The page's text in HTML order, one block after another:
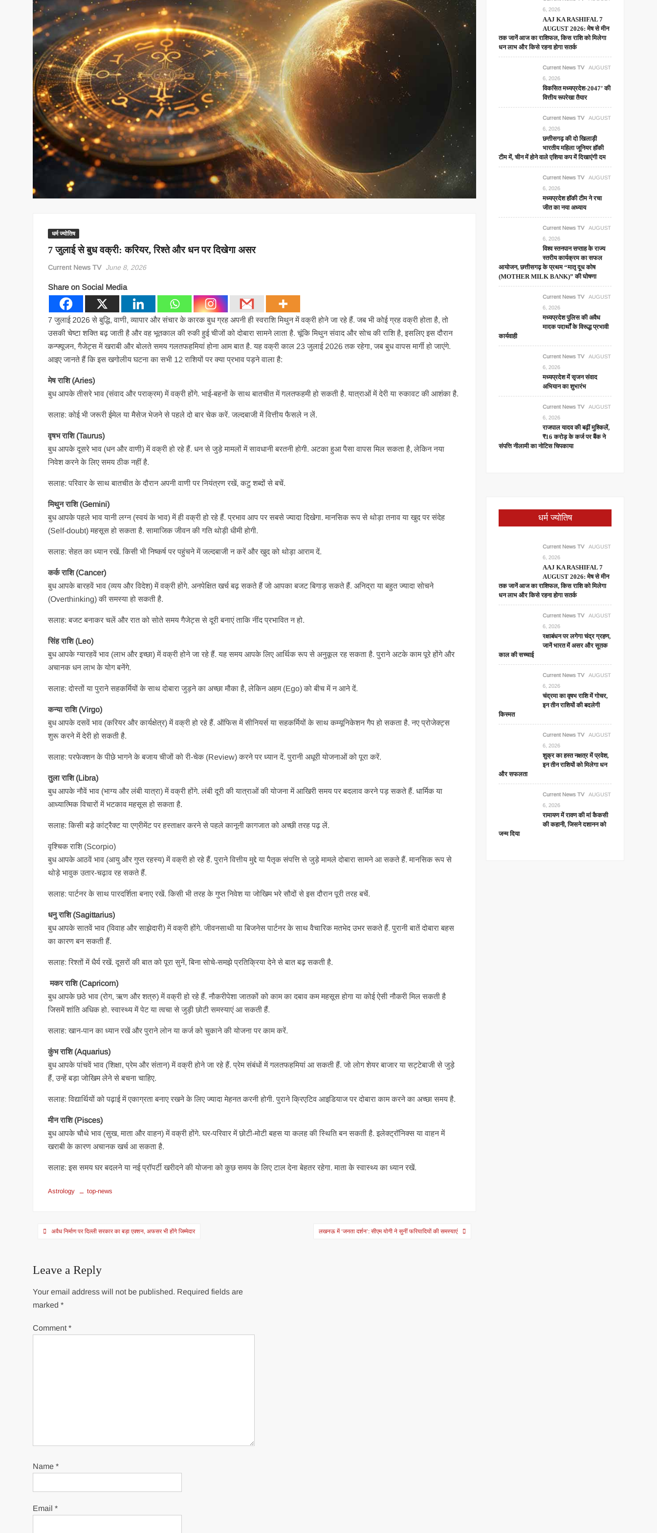
धर्म ज्योतिष
7 जुलाई से बुध वक्री: करियर, रिश्ते और धन पर दिखेगा असर
Current News TV June 8, 2026
Share on Social Media
7 जुलाई 2026 से बुद्धि, वाणी, व्यापार और संचार के कारक बुध ग्रह अपनी ही स्वराशि मिथुन में वक्री होने जा रहे हैं. जब भी कोई ग्रह वक्री होता है, तो
उसकी चेष्टा शक्ति बढ़ जाती है और वह भूतकाल की रुकी हुई चीजों को दोबारा सामने लाता है. चूंकि मिथुन संवाद और सोच की राशि है, इसलिए इस दौरान
कन्फ्यूजन, गैजेट्स में खराबी और बोलते समय गलतफहमियां होना आम बात है. यह वक्री काल 23 जुलाई 2026 तक रहेगा, जब बुध वापस मार्गी हो जाएंगे.
आइए जानते हैं कि इस खगोलीय घटना का सभी 12 राशियों पर क्या प्रभाव पड़ने वाला है:
मेष राशि (Aries)
बुध आपके तीसरे भाव (संवाद और पराक्रम) में वक्री होंगे. भाई-बहनों के साथ बातचीत में गलतफहमी हो सकती है. यात्राओं में देरी या रुकावट की आशंका है.
सलाह: कोई भी जरूरी ईमेल या मैसेज भेजने से पहले दो बार चेक करें. जल्दबाजी में वित्तीय फैसले न लें.
वृषभ राशि (Taurus)
बुध आपके दूसरे भाव (धन और वाणी) में वक्री हो रहे हैं. धन से जुड़े मामलों में सावधानी बरतनी होगी. अटका हुआ पैसा वापस मिल सकता है, लेकिन नया
निवेश करने के लिए समय ठीक नहीं है.
सलाह: परिवार के साथ बातचीत के दौरान अपनी वाणी पर नियंत्रण रखें, कटु शब्दों से बचें.
मिथुन राशि (Gemini)
बुध आपके पहले भाव यानी लग्न (स्वयं के भाव) में ही वक्री हो रहे हैं. प्रभाव आप पर सबसे ज्यादा दिखेगा. मानसिक रूप से थोड़ा तनाव या खुद पर संदेह
(Self-doubt) महसूस हो सकता है. सामाजिक जीवन की गति थोड़ी धीमी होगी.
सलाह: सेहत का ध्यान रखें. किसी भी निष्कर्ष पर पहुंचने में जल्दबाजी न करें और खुद को थोड़ा आराम दें.
कर्क राशि (Cancer)
बुध आपके बारहवें भाव (व्यय और विदेश) में वक्री होंगे. अनपेक्षित खर्च बढ़ सकते हैं जो आपका बजट बिगाड़ सकते हैं. अनिद्रा या बहुत ज्यादा सोचने
(Overthinking) की समस्या हो सकती है.
सलाह: बजट बनाकर चलें और रात को सोते समय गैजेट्स से दूरी बनाएं ताकि नींद प्रभावित न हो.
सिंह राशि (Leo)
बुध आपके ग्यारहवें भाव (लाभ और इच्छा) में वक्री होने जा रहे हैं. यह समय आपके लिए आर्थिक रूप से अनुकूल रह सकता है. पुराने अटके काम पूरे होंगे और
अचानक धन लाभ के योग बनेंगे.
सलाह: दोस्तों या पुराने सहकर्मियों के साथ दोबारा जुड़ने का अच्छा मौका है, लेकिन अहम (Ego) को बीच में न आने दें.
कन्या राशि (Virgo)
बुध आपके दसवें भाव (करियर और कार्यक्षेत्र) में वक्री हो रहे हैं. ऑफिस में सीनियर्स या सहकर्मियों के साथ कम्यूनिकेशन गैप हो सकता है. नए प्रोजेक्ट्स
शुरू करने में देरी हो सकती है.
सलाह: परफेक्शन के पीछे भागने के बजाय चीजों को री-चेक (Review) करने पर ध्यान दें. पुरानी अधूरी योजनाओं को पूरा करें.
तुला राशि (Libra)
बुध आपके नौवें भाव (भाग्य और लंबी यात्रा) में वक्री होंगे. लंबी दूरी की यात्राओं की योजना में आखिरी समय पर बदलाव करने पड़ सकते हैं. धार्मिक या
आध्यात्मिक विचारों में भटकाव महसूस हो सकता है.
सलाह: किसी बड़े कांट्रैक्ट या एग्रीमेंट पर हस्ताक्षर करने से पहले कानूनी कागजात को अच्छी तरह पढ़ लें.
वृश्चिक राशि (Scorpio)
बुध आपके आठवें भाव (आयु और गुप्त रहस्य) में वक्री हो रहे हैं. पुराने वित्तीय मुद्दे या पैतृक संपत्ति से जुड़े मामले दोबारा सामने आ सकते हैं. मानसिक रूप से
थोड़े भावुक उतार-चढ़ाव रह सकते हैं.
सलाह: पार्टनर के साथ पारदर्शिता बनाए रखें. किसी भी तरह के गुप्त निवेश या जोखिम भरे सौदों से इस दौरान पूरी तरह बचें.
धनु राशि (Sagittarius)
बुध आपके सातवें भाव (विवाह और साझेदारी) में वक्री होंगे. जीवनसाथी या बिजनेस पार्टनर के साथ वैचारिक मतभेद उभर सकते हैं. पुरानी बातें दोबारा बहस
का कारण बन सकती हैं.
सलाह: रिश्तों में धैर्य रखें. दूसरों की बात को पूरा सुनें, बिना सोचे-समझे प्रतिक्रिया देने से बात बढ़ सकती है.
मकर राशि (Capricorn)
बुध आपके छठे भाव (रोग, ऋण और शत्रु) में वक्री हो रहे हैं. नौकरीपेशा जातकों को काम का दबाव कम महसूस होगा या कोई ऐसी नौकरी मिल सकती है
जिसमें शांति अधिक हो. स्वास्थ्य में पेट या त्वचा से जुड़ी छोटी समस्याएं आ सकती हैं.
सलाह: खान-पान का ध्यान रखें और पुराने लोन या कर्ज को चुकाने की योजना पर काम करें.
कुंभ राशि (Aquarius)
बुध आपके पांचवें भाव (शिक्षा, प्रेम और संतान) में वक्री होने जा रहे हैं. प्रेम संबंधों में गलतफहमियां आ सकती हैं. जो लोग शेयर बाजार या सट्टेबाजी से जुड़े
हैं, उन्हें बड़ा जोखिम लेने से बचना चाहिए.
सलाह: विद्यार्थियों को पढ़ाई में एकाग्रता बनाए रखने के लिए ज्यादा मेहनत करनी होगी. पुराने क्रिएटिव आइडियाज पर दोबारा काम करने का अच्छा समय है.
मीन राशि (Pisces)
बुध आपके चौथे भाव (सुख, माता और वाहन) में वक्री होंगे. घर-परिवार में छोटी-मोटी बहस या कलह की स्थिति बन सकती है. इलेक्ट्रॉनिक्स या वाहन में
खराबी के कारण अचानक खर्च आ सकता है.
सलाह: इस समय घर बदलने या नई प्रॉपर्टी खरीदने की योजना को कुछ समय के लिए टाल देना बेहतर रहेगा. माता के स्वास्थ्य का ध्यान रखें.
Astrology top-news
Postअवैध निर्माण पर दिल्ली सरकार का बड़ा एक्शन, अफसर भी होंगे जिम्मेदार लखनऊ में ‘जनता दर्शन’: सीएम योगी ने सुनीं फरियादियों की समस्याएं
Leave a Reply
Your email address will not be published. Required fields are
marked*
Comment*
Name*
Email*
6, 2026
AAJ KA RASHIFAL 7
AUGUST 2026: मेष से मीन
तक जानें आज का राशिफल, किस राशि को मिलेगा
धन लाभ और किसे रहना होगा सतर्क
Current News TV
AUGUST
6, 2026
विकसित मध्यप्रदेश-2047’ की
वित्तीय रूपरेखा तैयार
Current News TV
AUGUST
6, 2026
छत्तीसगढ़ की दो खिलाड़ी
भारतीय महिला जूनियर हॉकी
टीम में, चीन में होने वाले एशिया कप में दिखाएंगी दम
Current News TV
AUGUST
6, 2026
मध्यप्रदेश हॉकी टीम ने रचा
जीत का नया अध्याय
Current News TV
AUGUST
6, 2026
विश्व स्तनपान सप्ताह के राज्य
स्तरीय कार्यक्रम का सफल
आयोजन, छत्तीसगढ़ के प्रथम “मातृ दूध कोष
(MOTHER MILK BANK)” की घोषणा
Current News TV
AUGUST
6, 2026
मध्यप्रदेश पुलिस की अवैध
मादक पदार्थों के विरूद्ध प्रभावी
कार्यवाही
Current News TV
AUGUST
6, 2026
मध्यप्रदेश में सृजन संवाद
अभियान का शुभारंभ
Current News TV
AUGUST
6, 2026
राजपाल यादव की बढ़ीं मुश्किलें,
₹16 करोड़ के कर्ज पर बैंक ने
संपत्ति नीलामी का नोटिस चिपकाया
धर्म ज्योतिष
Current News TV
AUGUST
6, 2026
AAJ KA RASHIFAL 7
AUGUST 2026: मेष से मीन
तक जानें आज का राशिफल, किस राशि को मिलेगा
धन लाभ और किसे रहना होगा सतर्क
Current News TV
AUGUST
6, 2026
रक्षाबंधन पर लगेगा चंद्र ग्रहण,
जानें भारत में असर और सूतक
काल की सच्चाई
Current News TV
AUGUST
6, 2026
चंद्रमा का वृषभ राशि में गोचर,
इन तीन राशियों की बदलेगी
किस्मत
Current News TV
AUGUST
6, 2026
शुक्र का हस्त नक्षत्र में प्रवेश,
इन तीन राशियों को मिलेगा धन
और सफलता
Current News TV
AUGUST
6, 2026
रामायण में रावण की मां कैकसी
की कहानी, जिसने दशानन को
जन्म दिया